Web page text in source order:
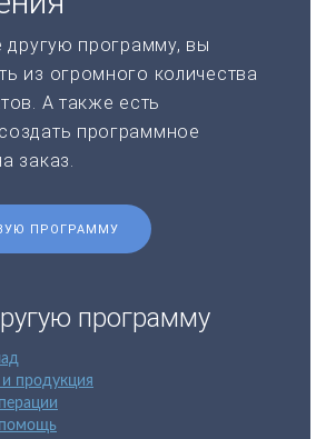
другую программу, вы
из огромного количества
А также есть
программное
заказ.
ПРОГРАММУ
программу
и продукция